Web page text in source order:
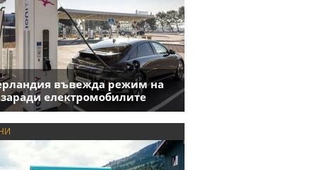
въвежда режим на
заради електромобилите